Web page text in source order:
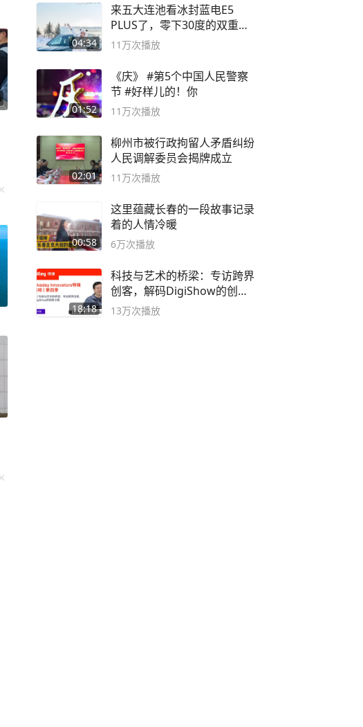
04:34
来五大连池看冰封蓝电E5
PLUS了，零下30度的双重冰
封40小时全录
11万次播放
01:52
《庆》 #第5个中国人民警察
节 #好样儿的！你
11万次播放
02:01
柳州市被行政拘留人矛盾纠纷
人民调解委员会揭牌成立
11万次播放
00:58
这里蕴藏长春的一段故事记录
着的人情冷暖
6万次播放
18:18
科技与艺术的桥梁：专访跨界
创客，解码DigiShow的创新
之路
13万次播放